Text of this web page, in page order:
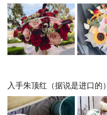
入手朱顶红（据说是进口的）